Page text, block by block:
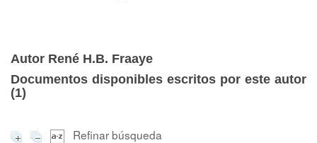
Autor René H.B. Fraaye
Documentos disponibles escritos por este autor
(1)
Refinar búsqueda